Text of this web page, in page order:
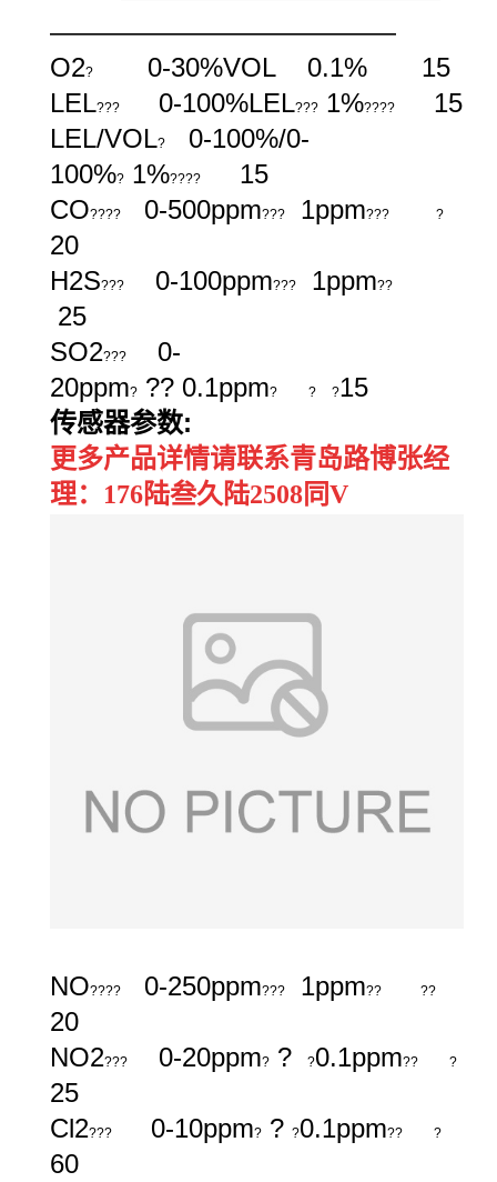
—————————————
O2?
0-30%VOL 0.1% 15
LEL??? 0-100%LEL??? 1%????
15
LEL/VOL?
0-100%/0-
100%? 1%????
15
CO???? 0-500ppm??? 1ppm??? ?
20
H2S??? 0-100ppm??? 1ppm??
25
SO2???
0-
20ppm? ?? 0.1ppm? ? ?15
传感器参数:
更多产品详情请联系青岛路博张经
理：176陆叁久陆2508同V
NO???? 0-250ppm??? 1ppm?? ??
20
NO2??? 0-20ppm? ? ?0.1ppm?? ?
25
Cl2??? 0-10ppm? ? ?0.1ppm?? ?
60